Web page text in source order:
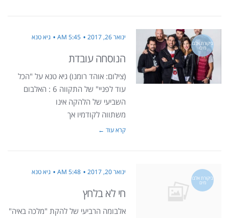
ביקורת אלבו
מים
ינואר 26, 2017 5:45 AM גיא טנא
הנוסחה עובדת
(צילום: אוהד רומנו) גיא טנא על "הכל
עוד לפניי" של התקווה 6 : האלבום
השביעי של הלהקה אינו
משתווה לקודמיו אך
קרא עוד ←
ביקורת אלבו
מים
ינואר 20, 2017 5:48 AM גיא טנא
חי לא בלחץ
אלבומה הרביעי של להקת "מלכה באיה"